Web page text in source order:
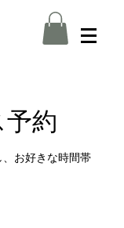
約
お好きな時間帯